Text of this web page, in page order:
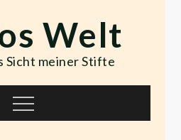
Welt
Sicht meiner Stifte
Menu